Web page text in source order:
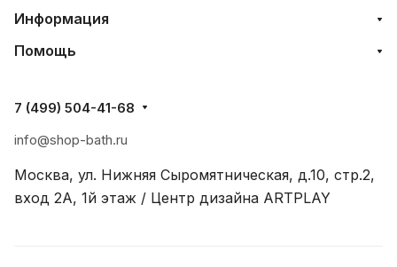
Информация
Помощь
7 (499) 504-41-68
info@shop-bath.ru
Москва, ул. Нижняя Сыромятническая, д.10, стр.2,
вход 2A, 1й этаж / Центр дизайна ARTPLAY